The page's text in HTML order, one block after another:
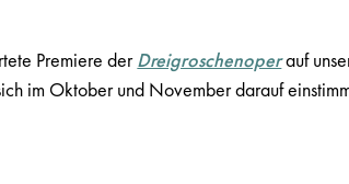
Premiere derDreigroschenoperauf
im Oktober und November darauf